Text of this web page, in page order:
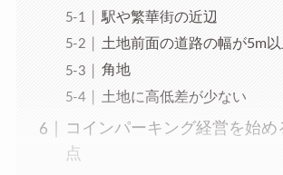
駅や繁華街の近辺
土地前面の道路の幅が5m以
角地
土地に高低差が少ない
コインパーキング経営を始め
点